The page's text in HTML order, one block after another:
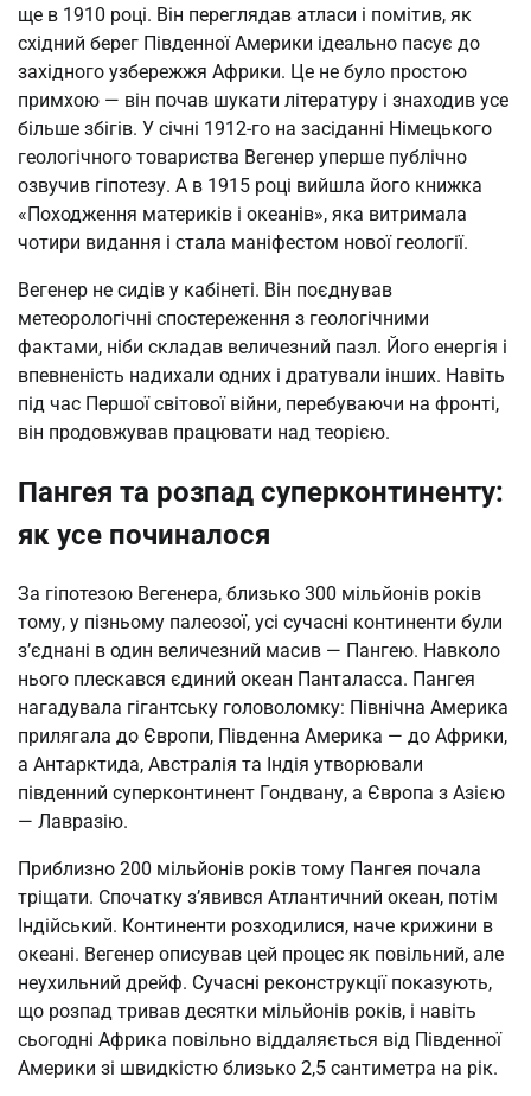
ще в 1910 році. Він переглядав атласи і помітив, як
східний берег Південної Америки ідеально пасує до
західного узбережжя Африки. Це не було простою
примхою — він почав шукати літературу і знаходив усе
більше збігів. У січні 1912-го на засіданні Німецького
геологічного товариства Вегенер уперше публічно
озвучив гіпотезу. А в 1915 році вийшла його книжка
«Походження материків і океанів», яка витримала
чотири видання і стала маніфестом нової геології.
Вегенер не сидів у кабінеті. Він поєднував
метеорологічні спостереження з геологічними
фактами, ніби складав величезний пазл. Його енергія і
впевненість надихали одних і дратували інших. Навіть
під час Першої світової війни, перебуваючи на фронті,
він продовжував працювати над теорією.
Пангея та розпад суперконтиненту:
як усе починалося
За гіпотезою Вегенера, близько 300 мільйонів років
тому, у пізньому палеозої, усі сучасні континенти були
з’єднані в один величезний масив — Пангею. Навколо
нього плескався єдиний океан Панталасса. Пангея
нагадувала гігантську головоломку: Північна Америка
прилягала до Європи, Південна Америка — до Африки,
а Антарктида, Австралія та Індія утворювали
південний суперконтинент Гондвану, а Європа з Азією
— Лавразію.
Приблизно 200 мільйонів років тому Пангея почала
тріщати. Спочатку з’явився Атлантичний океан, потім
Індійський. Континенти розходилися, наче крижини в
океані. Вегенер описував цей процес як повільний, але
неухильний дрейф. Сучасні реконструкції показують,
що розпад тривав десятки мільйонів років, і навіть
сьогодні Африка повільно віддаляється від Південної
Америки зі швидкістю близько 2,5 сантиметра на рік.